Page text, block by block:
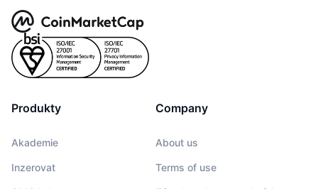
Kalendář ICO
Kalendář událostí
Produkty
Akademie
Inzerovat
Company
About us
Terms of use